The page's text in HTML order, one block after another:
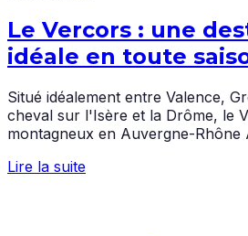
Le Vercors : une
idéale en toute
Situé idéalement entre Valence,
cheval sur l'Isère et la Drôme, le
montagneux en Auvergne-Rhône
Lire la suite